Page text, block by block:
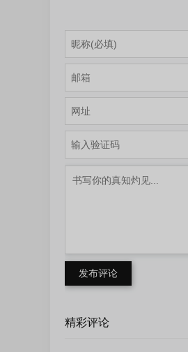
发布评论
精彩评论